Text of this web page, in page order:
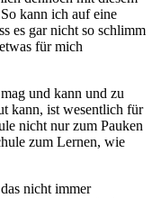
kann ich auf eine
es gar nicht so schlimm
für mich
und kann und zu
kann, ist wesentlich für
nicht nur zum Pauken
zum Lernen, wie
nicht immer